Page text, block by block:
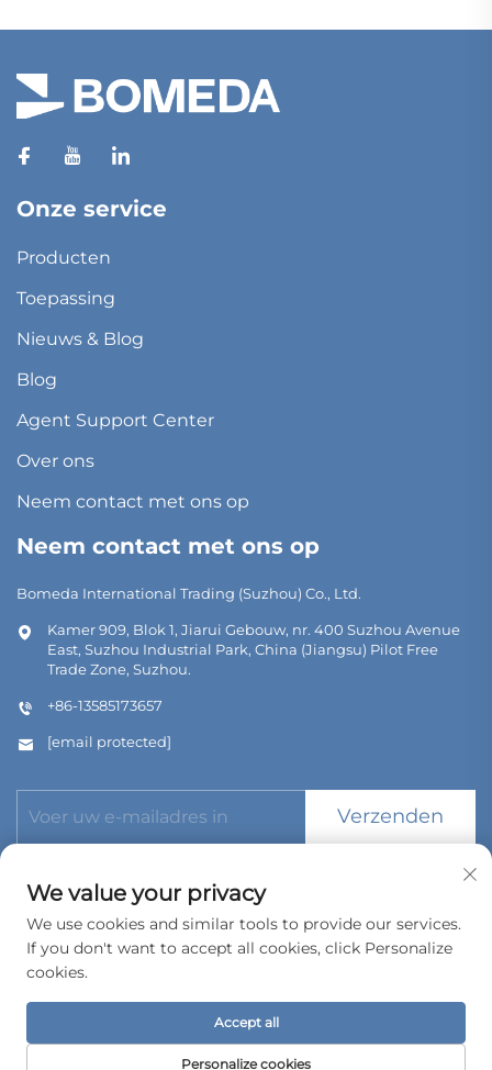
Onze service
Producten
Toepassing
Nieuws & Blog
Blog
Agent Support Center
Over ons
Neem contact met ons op
Neem contact met ons op
Bomeda International Trading (Suzhou) Co., Ltd.
Kamer 909, Blok 1, Jiarui Gebouw, nr. 400 Suzhou Avenue
East, Suzhou Industrial Park, China (Jiangsu) Pilot Free
Trade Zone, Suzhou.
+86-13585173657
[email protected]
Verzenden
Copyright © 2026 Bomeda International Trading (Suzhou) Co.,
Privacybeleid
We value your privacy
We use cookies and similar tools to provide our services.
If you don't want to accept all cookies, click Personalize
cookies.
Personalize cookies
Accept all